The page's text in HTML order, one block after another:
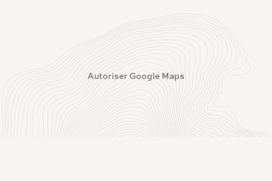
Autoriser Google Maps